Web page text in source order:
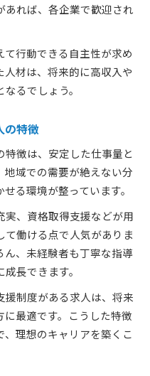
れば、各企業で歓迎され
行動できる自主性が求め
人材は、将来的に高収入や
るでしょう。
の特徴
徴は、安定した仕事量と
域での需要が絶えない分
る環境が整っています。
実、資格取得支援などが用
働ける点で人気がありま
ん、未経験者も丁寧な指導
長できます。
援制度がある求人は、将来
最適です。こうした特徴
理想のキャリアを築くこ